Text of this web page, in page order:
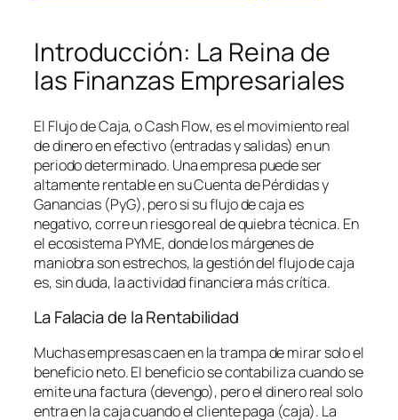
Introducción: La Reina de
las Finanzas Empresariales
El Flujo de Caja, oCash Flow, es el movimiento real
de dinero en efectivo (entradas y salidas) en un
periodo determinado. Una empresa puede ser
altamente rentable en su Cuenta de Pérdidas y
Ganancias (PyG), pero si su flujo de caja es
negativo, corre un riesgo real de quiebra técnica. En
el ecosistema PYME, donde los márgenes de
maniobra son estrechos, la gestión del flujo de caja
es, sin duda, la actividad financiera más crítica.
La Falacia de la Rentabilidad
Muchas empresas caen en la trampa de mirar solo el
beneficio neto. El beneficio se contabiliza cuando se
emite una factura (devengo), pero el dinero real solo
entra en la caja cuando el cliente paga (caja). La